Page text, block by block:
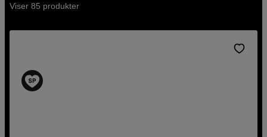
Viser 85 produkter